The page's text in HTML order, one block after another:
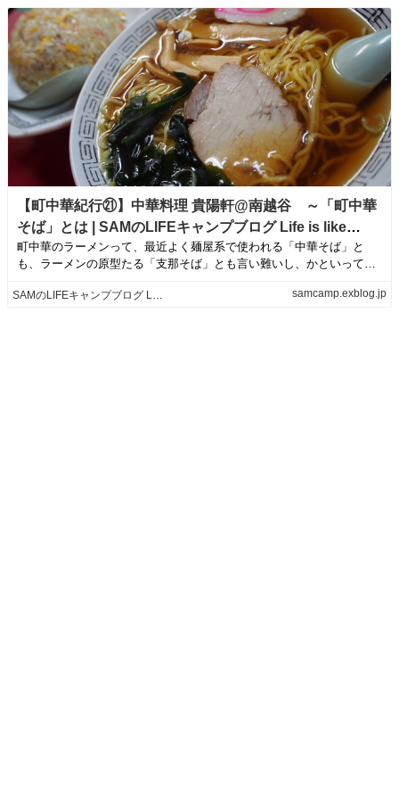
【町中華紀行㉑】中華料理 貴陽軒@南越谷 ～「町中華
そば」とは | SAMのLIFEキャンプブログ Life is like
camping!
町中華のラーメンって、最近よく麺屋系で使われる「中華そば」と
も、ラーメンの原型たる「支那そば」とも言い難いし、かといってラ
SAMのLIFEキャンプブログ Life is like camping! samcamp.exblog.jp